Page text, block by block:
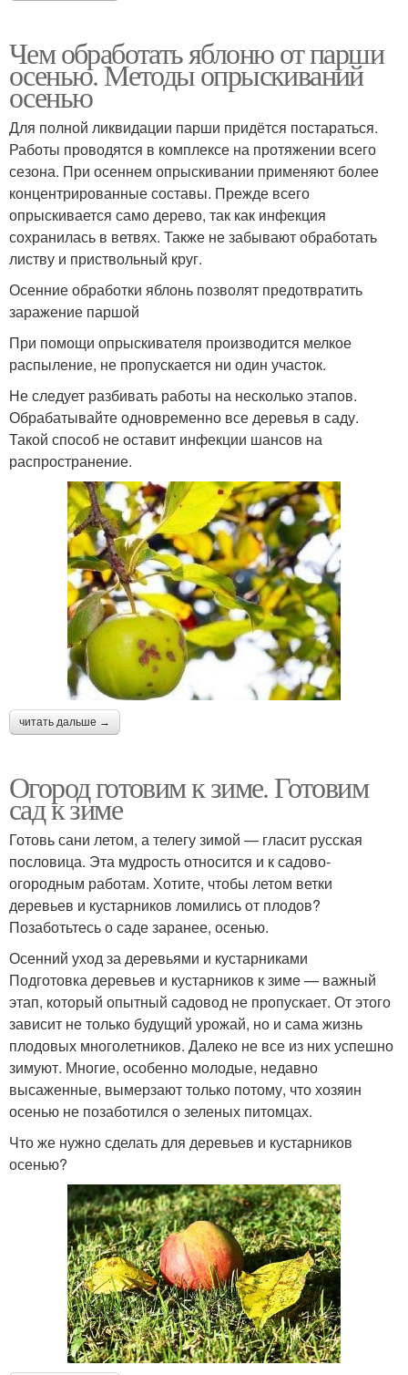
Чем обработать яблоню от парши
осенью. Методы опрыскиваний
осенью
Для полной ликвидации парши придётся постараться.
Работы проводятся в комплексе на протяжении всего
сезона. При осеннем опрыскивании применяют более
концентрированные составы. Прежде всего
опрыскивается само дерево, так как инфекция
сохранилась в ветвях. Также не забывают обработать
листву и приствольный круг.
Осенние обработки яблонь позволят предотвратить
заражение паршой
При помощи опрыскивателя производится мелкое
распыление, не пропускается ни один участок.
Не следует разбивать работы на несколько этапов.
Обрабатывайте одновременно все деревья в саду.
Такой способ не оставит инфекции шансов на
распространение.
читать дальше →
Огород готовим к зиме. Готовим
сад к зиме
Готовь сани летом, а телегу зимой — гласит русская
пословица. Эта мудрость относится и к садово-
огородным работам. Хотите, чтобы летом ветки
деревьев и кустарников ломились от плодов?
Позаботьтесь о саде заранее, осенью.
Осенний уход за деревьями и кустарниками
Подготовка деревьев и кустарников к зиме — важный
этап, который опытный садовод не пропускает. От этого
зависит не только будущий урожай, но и сама жизнь
плодовых многолетников. Далеко не все из них успешно
зимуют. Многие, особенно молодые, недавно
высаженные, вымерзают только потому, что хозяин
осенью не позаботился о зеленых питомцах.
Что же нужно сделать для деревьев и кустарников
осенью?